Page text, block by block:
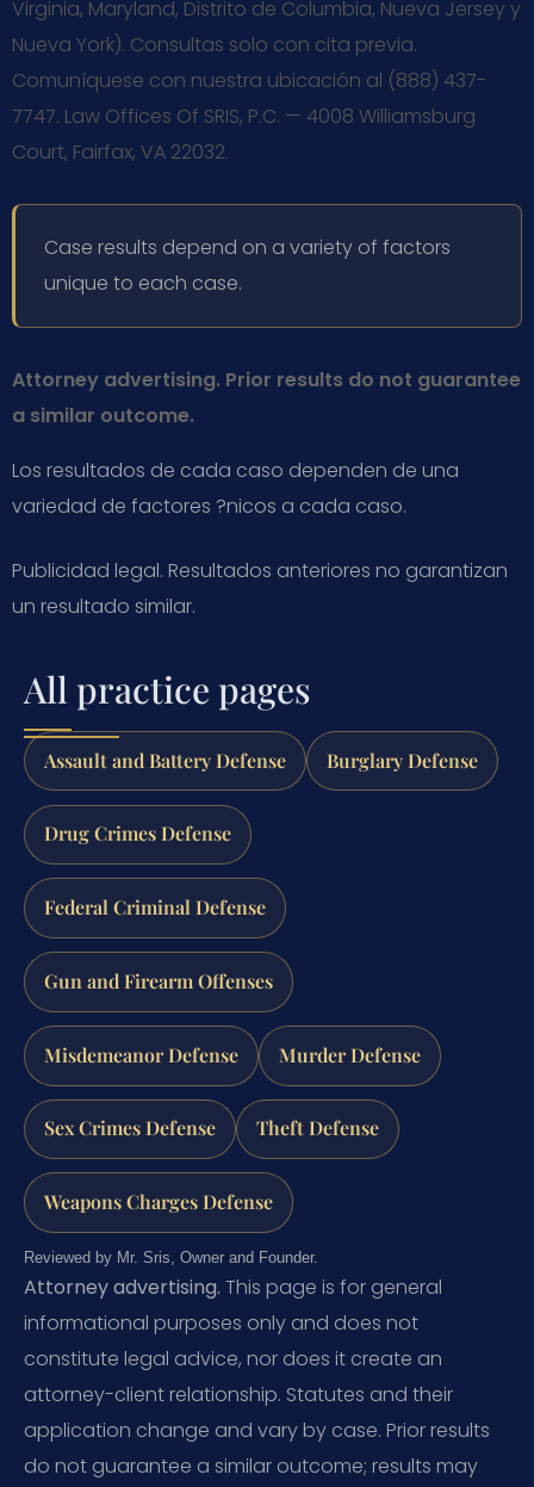
Virginia, Maryland, Distrito de Columbia, Nueva Jersey y
Nueva York). Consultas solo con cita previa.
Comuníquese con nuestra ubicación al (888) 437-
7747. Law Offices Of SRIS, P.C. — 4008 Williamsburg
Court, Fairfax, VA 22032.
Case results depend on a variety of factors
unique to each case.
Attorney advertising. Prior results do not guarantee
a similar outcome.
Los resultados de cada caso dependen de una
variedad de factores ?nicos a cada caso.
Publicidad legal. Resultados anteriores no garantizan
un resultado similar.
All practice pages
Assault and Battery Defense Burglary Defense
Drug Crimes Defense
Federal Criminal Defense
Gun and Firearm Offenses
Misdemeanor Defense Murder Defense
Sex Crimes Defense Theft Defense
Weapons Charges Defense
Reviewed by Mr. Sris, Owner and Founder.
Attorney advertising. This page is for general
informational purposes only and does not
constitute legal advice, nor does it create an
attorney-client relationship. Statutes and their
application change and vary by case. Prior results
do not guarantee a similar outcome; results may